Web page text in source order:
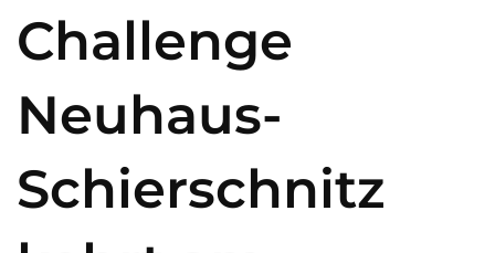
Challenge
Neuhaus-
Schierschnitz